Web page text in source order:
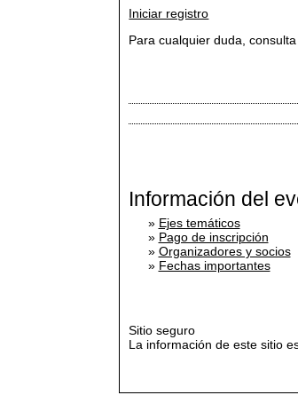
Iniciar registro
Para cualquier duda,
Información del
» Ejes temáticos
» Pago de inscripción
» Organizadores y socios
» Fechas importantes
Sitio seguro
La información de este sitio